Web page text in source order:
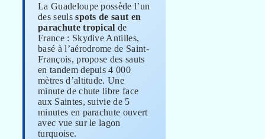
La Guadeloupe possède l’un
des seulsspots de saut en
parachute tropical de
France : Skydive Antilles,
basé à l’aérodrome de Saint-
François, propose des sauts
en tandem depuis 4 000
mètres d’altitude. Une
minute de chute libre face
aux Saintes, suivie de 5
minutes en parachute ouvert
avec vue sur le lagon
turquoise.